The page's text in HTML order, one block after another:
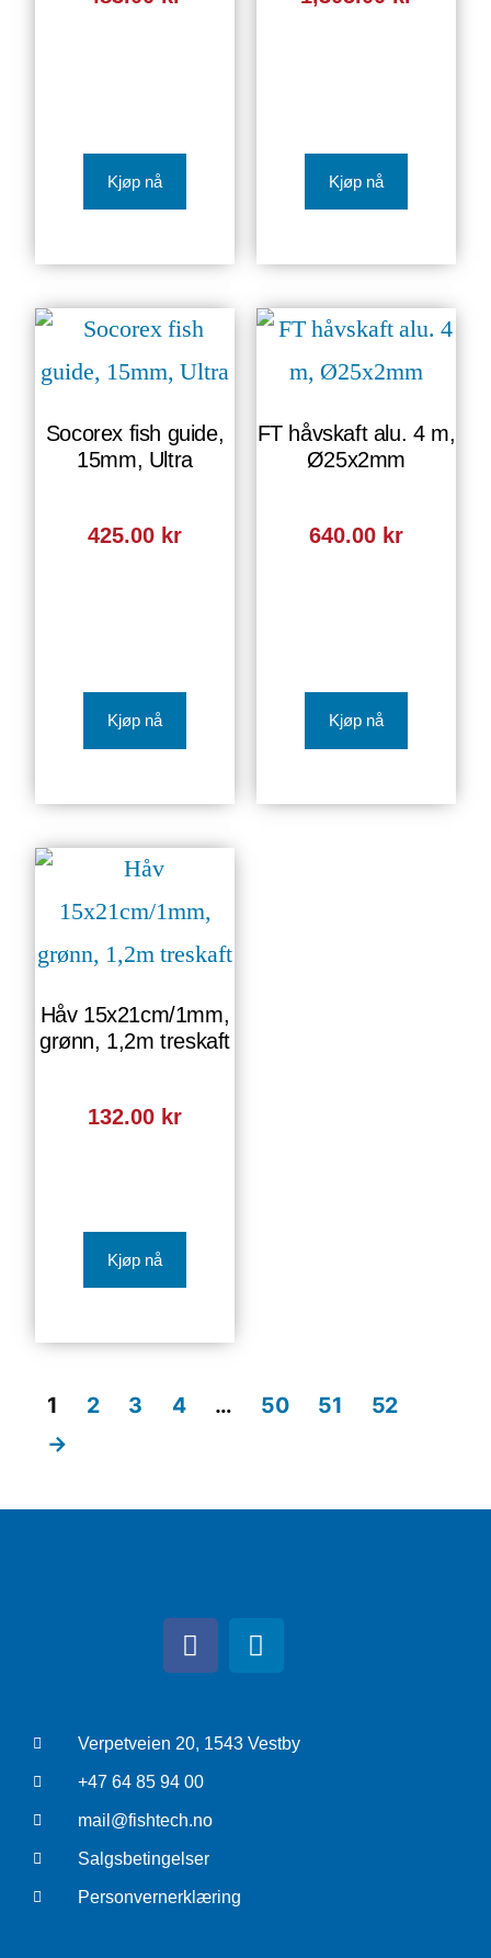
Kjøp nå Kjøp nå
Socorex fish guide,
15mm, Ultra
425.00 kr
Kjøp nå
FT håvskaft alu. 4 m,
Ø25x2mm
640.00 kr
Kjøp nå
Håv 15x21cm/1mm,
grønn, 1,2m treskaft
132.00 kr
Kjøp nå
1 2 3 4 … 50 51
52
→
Verpetveien 20, 1543 Vestby
+47 64 85 94 00
mail@fishtech.no
Salgsbetingelser
Personvernerklæring